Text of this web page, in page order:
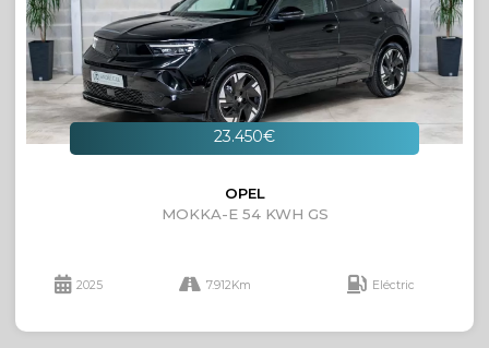
23.450€
OPEL
MOKKA-E 54 KWH GS
2025 7.912Km Eléctric